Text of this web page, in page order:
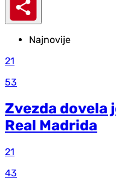
Najnovije
21
53
Zvezda dovela
Real Madrida
21
43